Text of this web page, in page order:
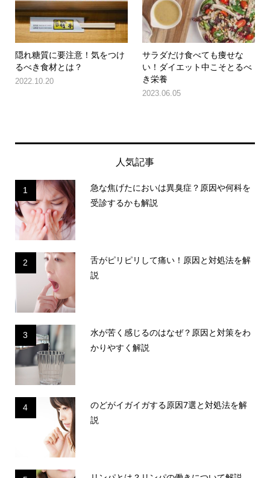
隠れ糖質に要注意！気をつけ
るべき食材とは？
2022.10.20
サラダだけ食べても痩せな
い！ダイエット中こそとるべ
き栄養
2023.06.05
人気記事
1
急な焦げたにおいは異臭症？原因や何科を
受診するかも解説
2
舌がピリピリして痛い！原因と対処法を解
説
3
水が苦く感じるのはなぜ？原因と対策をわ
かりやすく解説
4
のどがイガイガする原因7選と対処法を解
説